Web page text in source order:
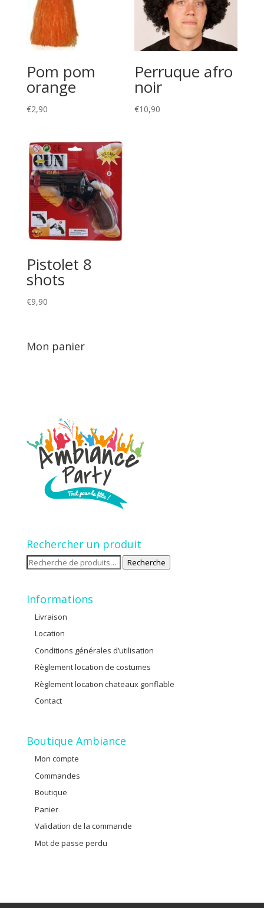
Pom pom
orange
€2,90
Perruque afro
noir
€10,90
Pistolet 8
shots
€9,90
Mon panier
Rechercher un produit
Recherche
Recherche
Informations
Livraison
Location
Conditions générales d’utilisation
Règlement location de costumes
Règlement location chateaux gonflable
Contact
Boutique Ambiance
Mon compte
Commandes
Boutique
Panier
Validation de la commande
Mot de passe perdu